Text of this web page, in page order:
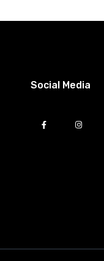
Social Media